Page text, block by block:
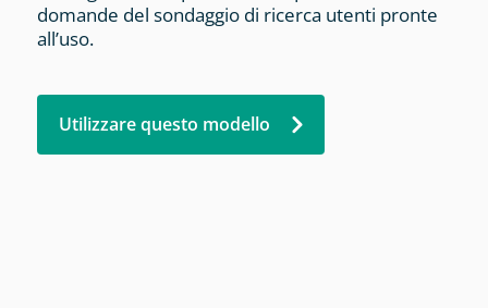
domande del sondaggio di ricerca utenti pronte
all’uso.
Utilizzare questo modello